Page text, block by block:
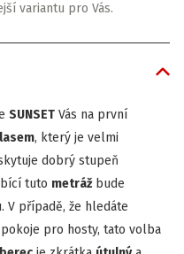
variantu pro Vás.
SUNSET Vás na první
, který je velmi
dobrý stupeň
tuto metráž bude
V případě, že hledáte
pro hosty, tato volba